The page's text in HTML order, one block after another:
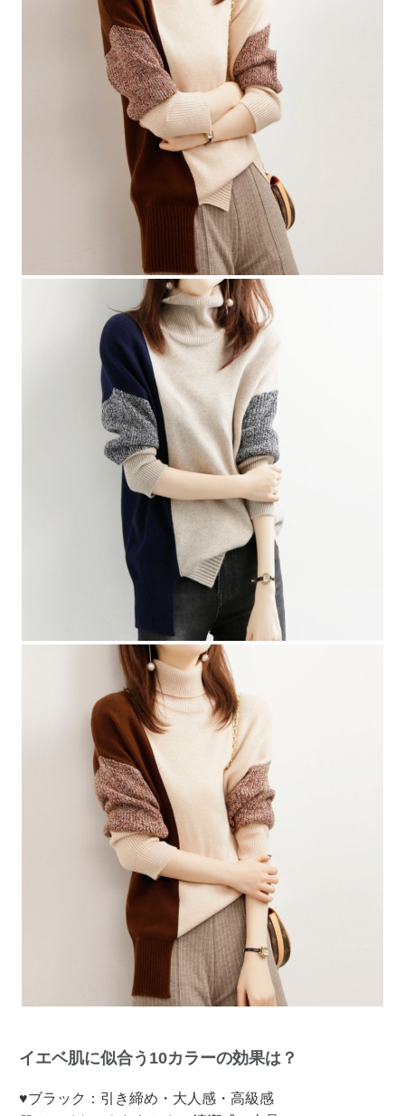
イエベ肌に似合う10カラーの効果は？
♥ブラック：引き締め・大人感・高級感